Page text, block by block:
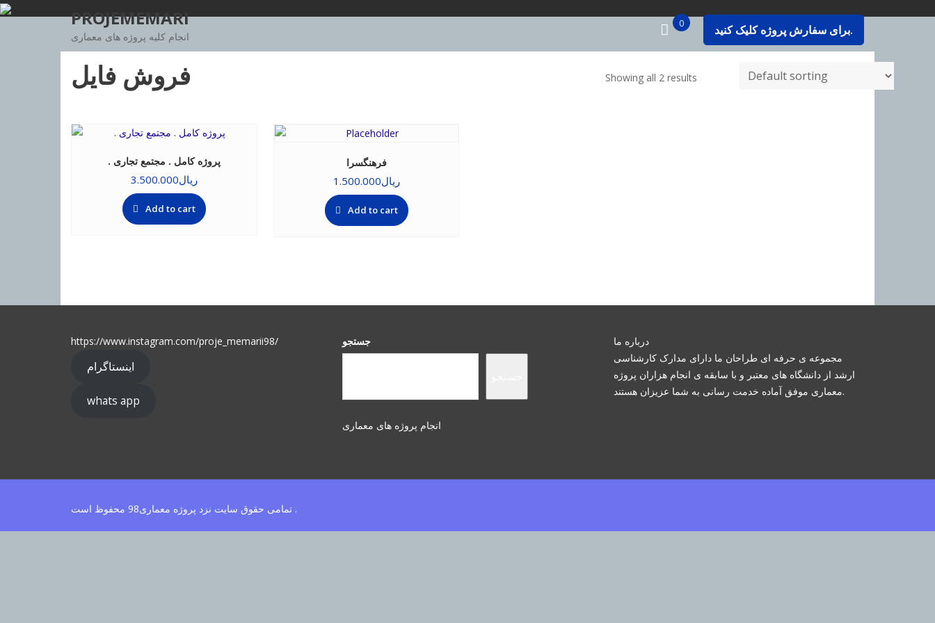
Skip
PROJEMEMARI
انجام کلیه پروژه های معماری برای سفارش پروژه کلیک کنید. 0
فروش فایل Showing all 2 results
. پروژه کامل . مجتمع تجاری
ریال3.500.000
Add to cart
فرهنگسرا
ریال1.500.000
Add to cart
https://www.instagram.com/proje_memarii98/
اینستاگرام
whats app
جستجو
انجام پروژه های معماری
درباره ما
مجموعه ی حرفه ای طراحان ما دارای مدارک کارشناسی
ارشد از دانشگاه های معتبر و با سابقه ی انجام هزاران پروژه
معماری موفق آماده خدمت رسانی به شما عزیزان هستند.
تمامی حقوق سایت نزد پروژه معماری98 محفوظ است .